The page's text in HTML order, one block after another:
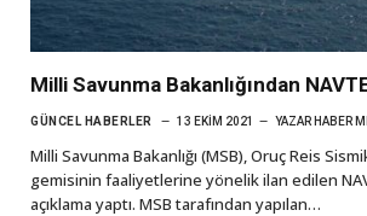
Milli Savunma Bakanlığından
GÜNCEL HABERLER 13 EKIM 2021 YAZAR HABER
Milli Savunma Bakanlığı (MSB), Oruç Reis
gemisinin faaliyetlerine yönelik ilan edilen
açıklama yaptı. MSB tarafından yapılan…